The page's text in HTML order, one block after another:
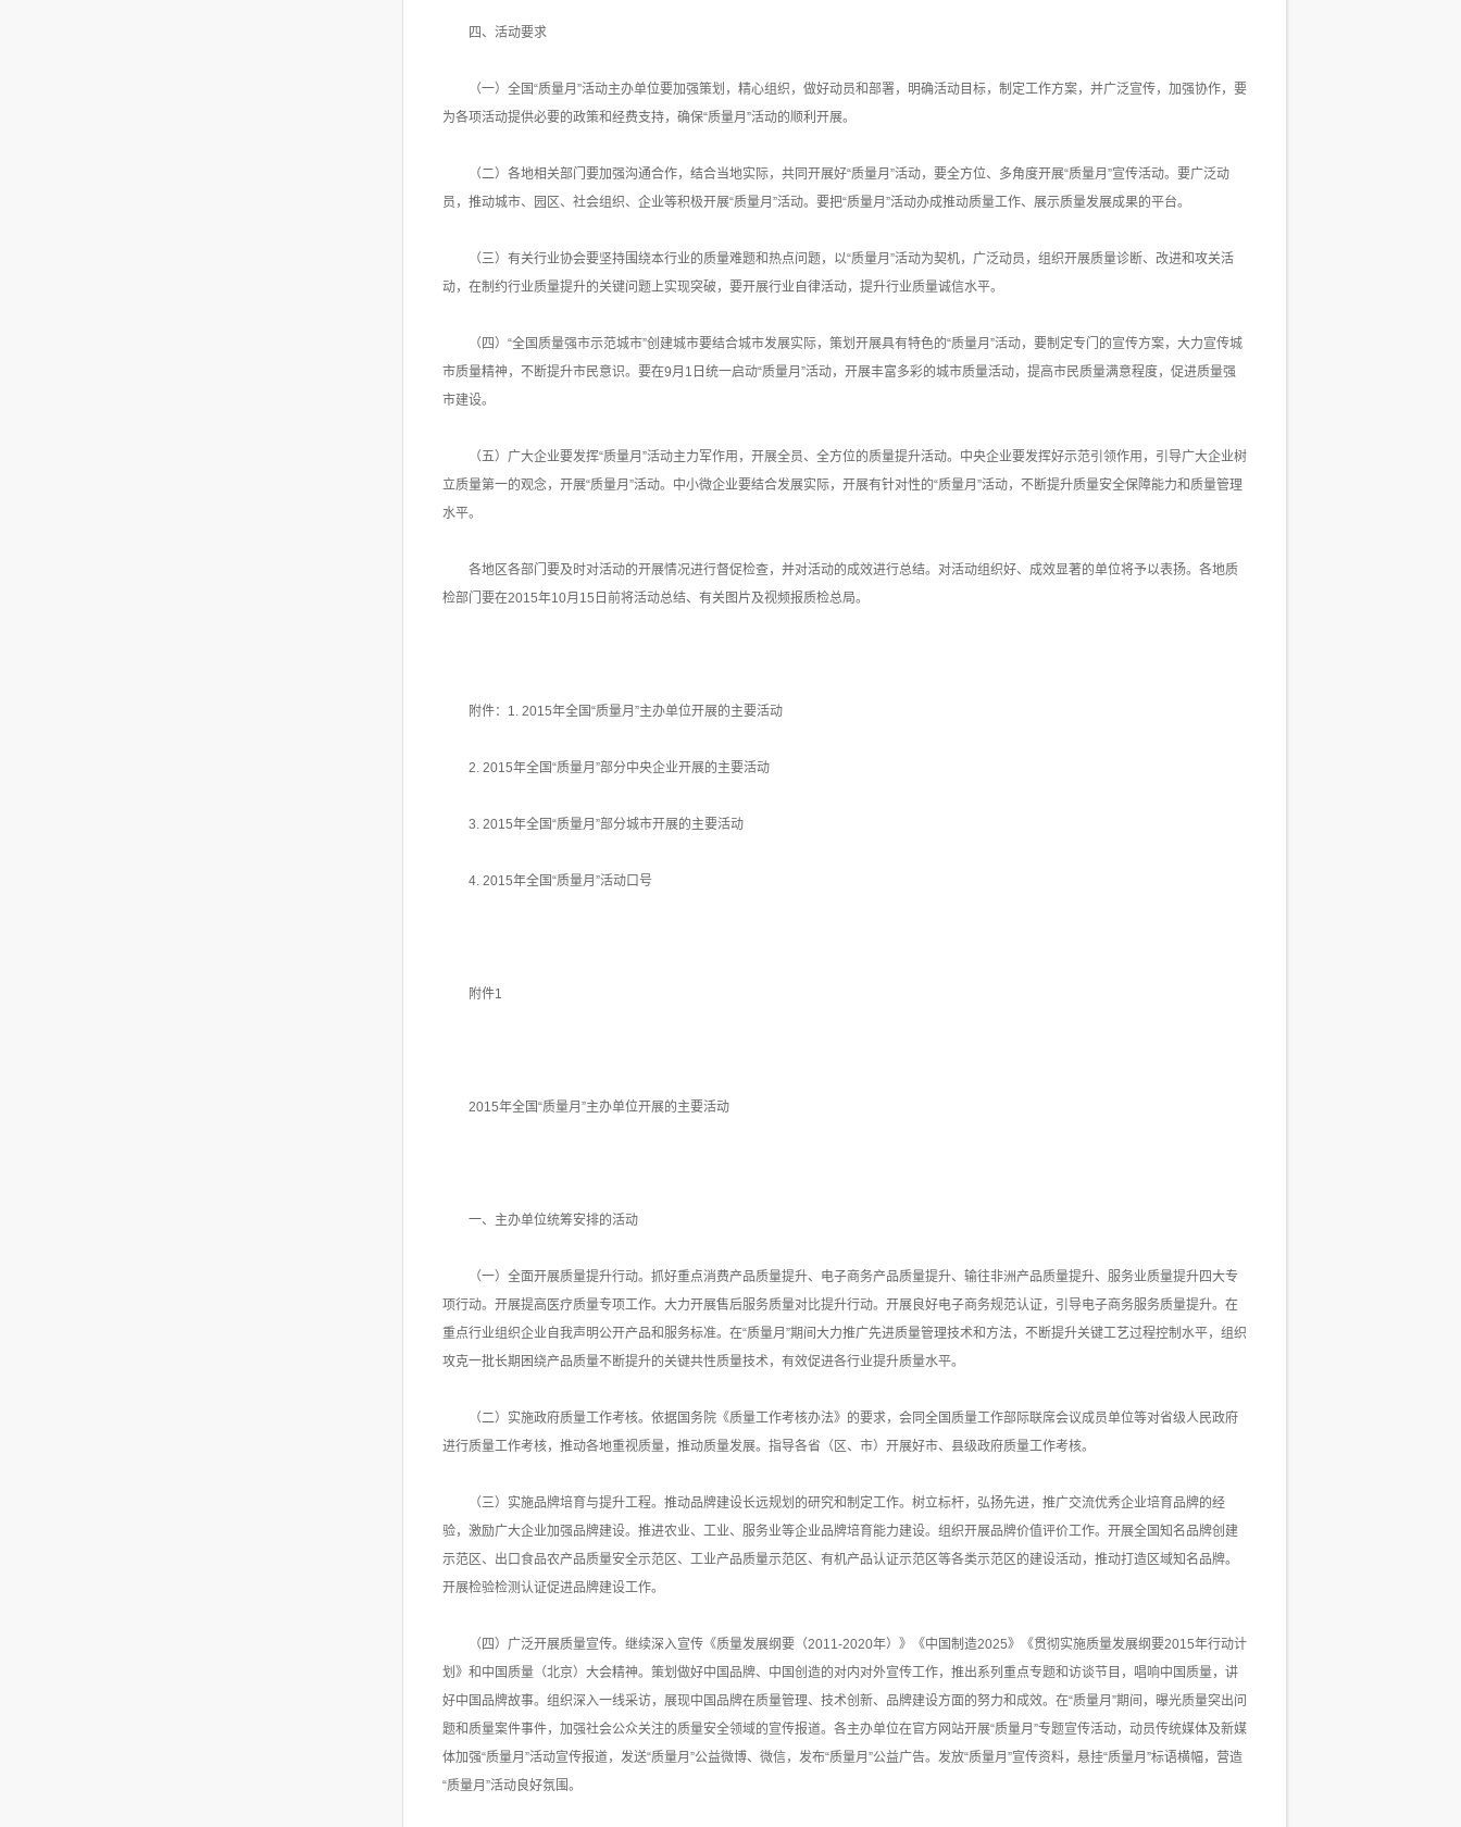
四、活动要求
（一）全国“质量月”活动主办单位要加强策划，精心组织，做好动员和部署，明确活动目标，制定工作方案，并广泛宣传，加强协作，要
为各项活动提供必要的政策和经费支持，确保“质量月”活动的顺利开展。
（二）各地相关部门要加强沟通合作，结合当地实际，共同开展好“质量月”活动，要全方位、多角度开展“质量月”宣传活动。要广泛动
员，推动城市、园区、社会组织、企业等积极开展“质量月”活动。要把“质量月”活动办成推动质量工作、展示质量发展成果的平台。
（三）有关行业协会要坚持围绕本行业的质量难题和热点问题，以“质量月”活动为契机，广泛动员，组织开展质量诊断、改进和攻关活
动，在制约行业质量提升的关键问题上实现突破，要开展行业自律活动，提升行业质量诚信水平。
（四）“全国质量强市示范城市”创建城市要结合城市发展实际，策划开展具有特色的“质量月”活动，要制定专门的宣传方案，大力宣传城
市质量精神，不断提升市民意识。要在9月1日统一启动“质量月”活动，开展丰富多彩的城市质量活动，提高市民质量满意程度，促进质量强
市建设。
（五）广大企业要发挥“质量月”活动主力军作用，开展全员、全方位的质量提升活动。中央企业要发挥好示范引领作用，引导广大企业树
立质量第一的观念，开展“质量月”活动。中小微企业要结合发展实际，开展有针对性的“质量月”活动，不断提升质量安全保障能力和质量管理
水平。
各地区各部门要及时对活动的开展情况进行督促检查，并对活动的成效进行总结。对活动组织好、成效显著的单位将予以表扬。各地质
检部门要在2015年10月15日前将活动总结、有关图片及视频报质检总局。
附件：1. 2015年全国“质量月”主办单位开展的主要活动
2. 2015年全国“质量月”部分中央企业开展的主要活动
3. 2015年全国“质量月”部分城市开展的主要活动
4. 2015年全国“质量月”活动口号
附件1
2015年全国“质量月”主办单位开展的主要活动
一、主办单位统筹安排的活动
（一）全面开展质量提升行动。抓好重点消费产品质量提升、电子商务产品质量提升、输往非洲产品质量提升、服务业质量提升四大专
项行动。开展提高医疗质量专项工作。大力开展售后服务质量对比提升行动。开展良好电子商务规范认证，引导电子商务服务质量提升。在
重点行业组织企业自我声明公开产品和服务标准。在“质量月”期间大力推广先进质量管理技术和方法，不断提升关键工艺过程控制水平，组织
攻克一批长期困绕产品质量不断提升的关键共性质量技术，有效促进各行业提升质量水平。
（二）实施政府质量工作考核。依据国务院《质量工作考核办法》的要求，会同全国质量工作部际联席会议成员单位等对省级人民政府
进行质量工作考核，推动各地重视质量，推动质量发展。指导各省（区、市）开展好市、县级政府质量工作考核。
（三）实施品牌培育与提升工程。推动品牌建设长远规划的研究和制定工作。树立标杆，弘扬先进，推广交流优秀企业培育品牌的经
验，激励广大企业加强品牌建设。推进农业、工业、服务业等企业品牌培育能力建设。组织开展品牌价值评价工作。开展全国知名品牌创建
示范区、出口食品农产品质量安全示范区、工业产品质量示范区、有机产品认证示范区等各类示范区的建设活动，推动打造区域知名品牌。
开展检验检测认证促进品牌建设工作。
（四）广泛开展质量宣传。继续深入宣传《质量发展纲要（2011-2020年）》《中国制造2025》《贯彻实施质量发展纲要2015年行动计
划》和中国质量（北京）大会精神。策划做好中国品牌、中国创造的对内对外宣传工作，推出系列重点专题和访谈节目，唱响中国质量，讲
好中国品牌故事。组织深入一线采访，展现中国品牌在质量管理、技术创新、品牌建设方面的努力和成效。在“质量月”期间，曝光质量突出问
题和质量案件事件，加强社会公众关注的质量安全领域的宣传报道。各主办单位在官方网站开展“质量月”专题宣传活动，动员传统媒体及新媒
体加强“质量月”活动宣传报道，发送“质量月”公益微博、微信，发布“质量月”公益广告。发放“质量月”宣传资料，悬挂“质量月”标语横幅，营造
“质量月”活动良好氛围。